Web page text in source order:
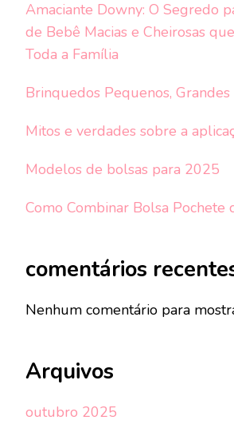
Amaciante Downy: O Segredo
de Bebê Macias e Cheirosas
Toda a Família
Brinquedos Pequenos, Grandes
Mitos e verdades sobre a
Modelos de bolsas para 2025
Como Combinar Bolsa Pochete
comentários
Nenhum comentário para
Arquivos
outubro 2025